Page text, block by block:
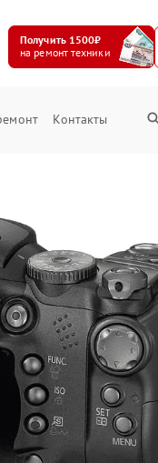
Получить 1500₽
на ремонт техники
Контакты